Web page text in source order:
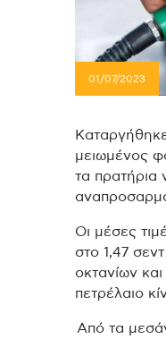
01/07/2023
μειωμένος
τα
Οι μέσες
στο 1,47
οκτανίων
πετρέλαιο
Από τα